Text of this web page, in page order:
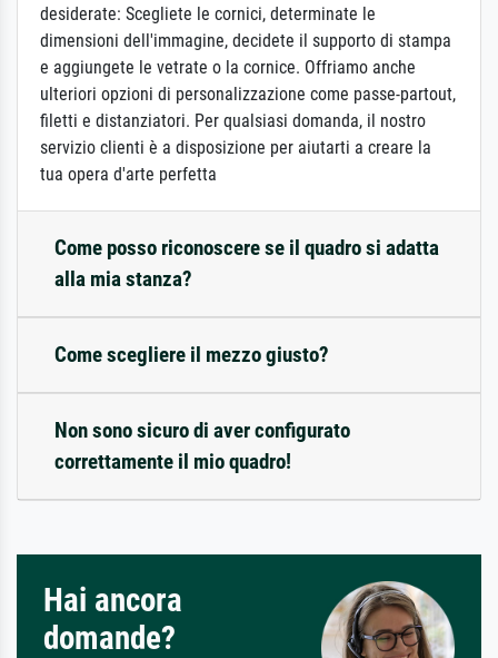
desiderate: Scegliete le cornici, determinate le
dimensioni dell'immagine, decidete il supporto di stampa
e aggiungete le vetrate o la cornice. Offriamo anche
ulteriori opzioni di personalizzazione come passe-partout,
filetti e distanziatori. Per qualsiasi domanda, il nostro
servizio clienti è a disposizione per aiutarti a creare la
tua opera d'arte perfetta
Come posso riconoscere se il quadro si adatta
alla mia stanza?
Come scegliere il mezzo giusto?
Non sono sicuro di aver configurato
correttamente il mio quadro!
Hai ancora
domande?